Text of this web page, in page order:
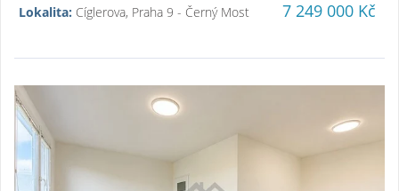
Lokalita: Cíglerova, Praha 9 - Černý Most 7 249 000 Kč